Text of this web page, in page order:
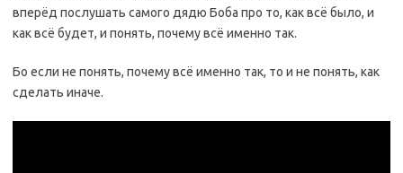
вперёд послушать самого дядю Боба про то, как всё было, и
как всё будет, и понять, почему всё именно так.
Бо если не понять, почему всё именно так, то и не понять, как
сделать иначе.